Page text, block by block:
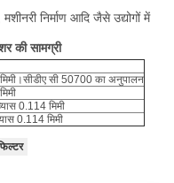
निर्माण आदि जैसे उद्योगों में
की सामग्री
सी 50700 का अनुपालन
0.114 मिमी
0.114 मिमी